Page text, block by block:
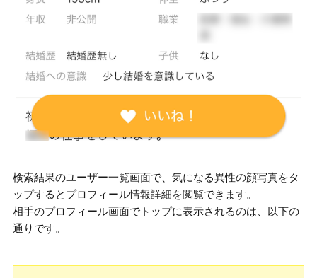
検索結果のユーザー一覧画面で、気になる異性の顔写真をタ
ップするとプロフィール情報詳細を閲覧できます。
相手のプロフィール画面でトップに表示されるのは、以下の
通りです。